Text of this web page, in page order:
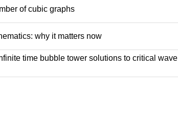
of cubic graphs
why it matters now
time bubble tower solutions to critical wave